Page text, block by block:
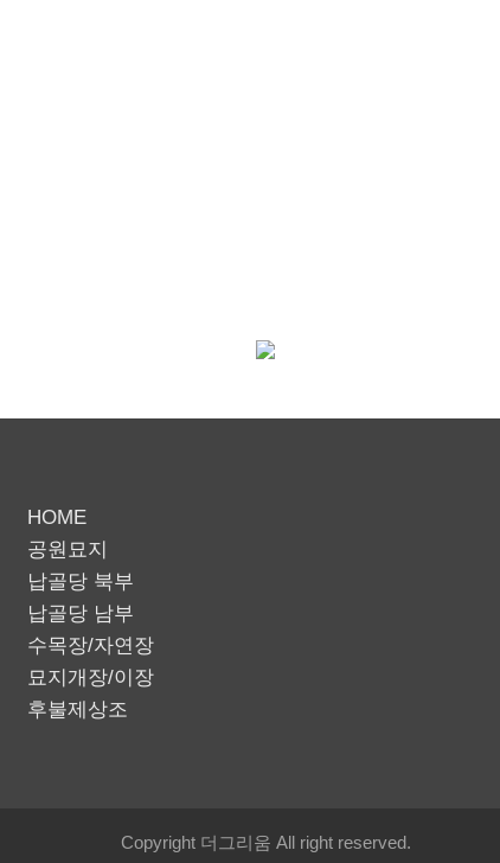
HOME
공원묘지
납골당 북부
납골당 남부
수목장/자연장
묘지개장/이장
후불제상조
Copyright 더그리움 All right reserved.